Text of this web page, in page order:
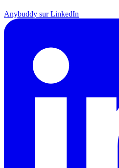
Anybuddy sur LinkedIn